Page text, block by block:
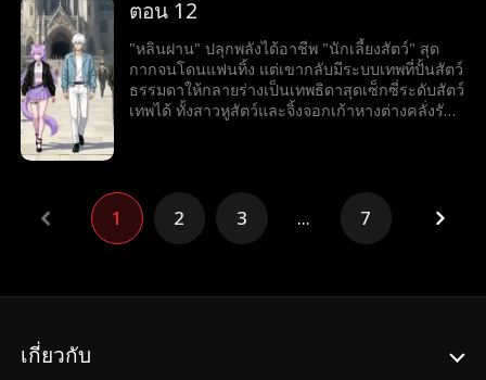
เป็นใหญ่ในโลก
ตอน 12
"หลินฝาน" ปลุกพลังได้อาชีพ "นักเลี้ยงสัตว์" สุด
กากจนโดนแฟนทิ้ง แต่เขากลับมีระบบเทพที่ปั้นสัตว์
ธรรมดาให้กลายร่างเป็นเทพธิดาสุดเซ็กซี่ระดับสัตว์
เทพได้ ทั้งสาวหูสัตว์และจิ้งจอกเก้าหางต่างคลั่งรัก
1 2 3 ... 7
เกี่ยวกับ